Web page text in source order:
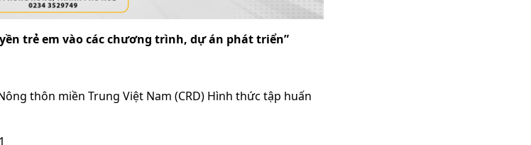
trẻ em vào các chương trình, dự án phát triển”
thôn miền Trung Việt Nam (CRD) Hình thức tập huấn